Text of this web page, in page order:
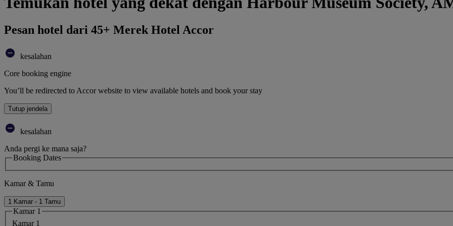
Pesan hotel dari 45+ Merek Hotel Accor
kesalahan
Core booking engine
You’ll be redirected to Accor website to view available hotels and book your stay
Tutup jendela
kesalahan
Anda pergi ke mana saja?
Booking Dates
Kamar & Tamu
1 Kamar - 1 Tamu
Kamar 1
Kamar 1